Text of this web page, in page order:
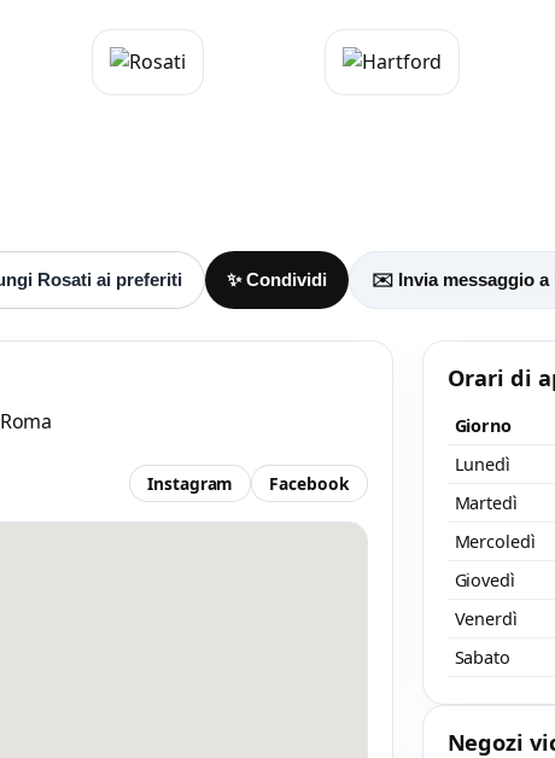
Rosati ai preferiti ✨ Condividi ✉️ Invia messaggio a
Instagram Facebook
Orari di
Giorno
Lunedì
Martedì
Mercoledì
Giovedì
Venerdì
Sabato
Negozi
Scrivi a Rosati
Invia un messaggio diretto al negozio
20 caratteri, così il negozio potrà capire meglio la tua richiesta.